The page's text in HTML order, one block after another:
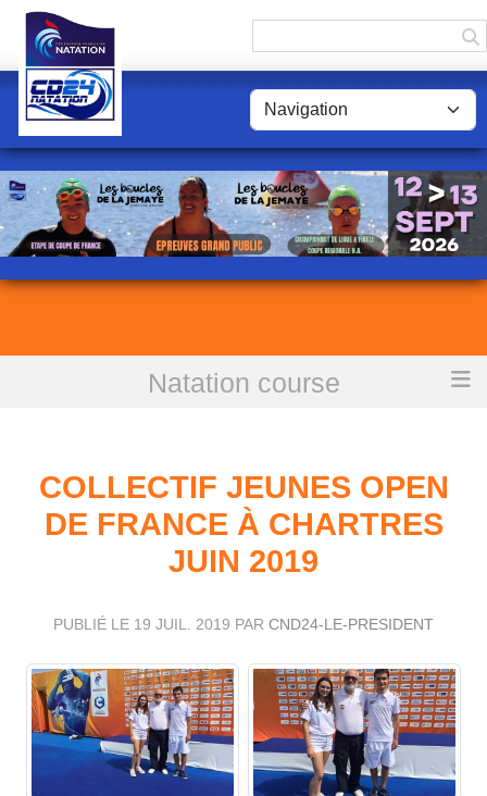
Natation course
Collectif Jeunes Open de France à Chartres Juin 2019
COLLECTIF JEUNES OPEN
DE FRANCE À CHARTRES
JUIN 2019
PUBLIÉ LE 19 JUIL. 2019 PAR CND24-LE-PRESIDENT
Panneau de gestion des cookies